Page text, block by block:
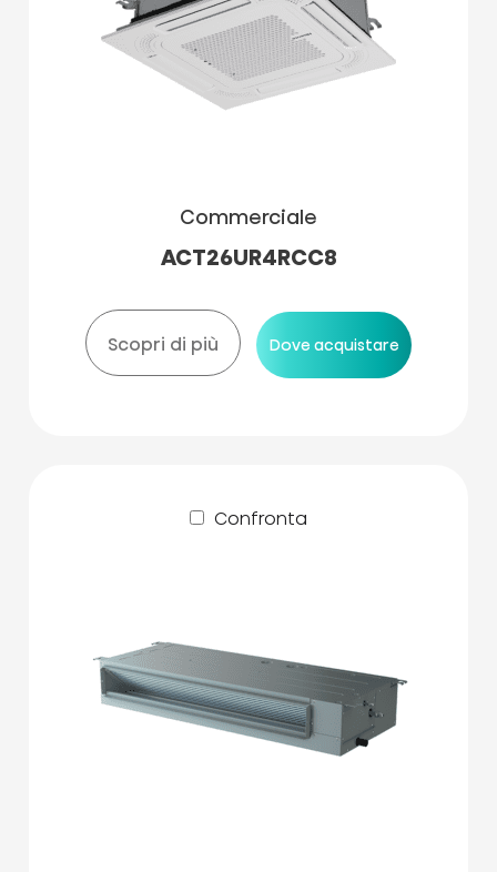
Commerciale
ACT26UR4RCC8
Scopri di più Dove acquistare
Confronta